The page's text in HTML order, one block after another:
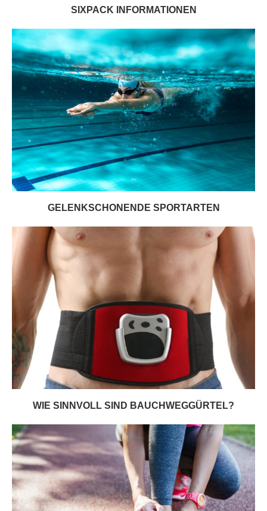
SIXPACK INFORMATIONEN
GELENKSCHONENDE SPORTARTEN
WIE SINNVOLL SIND BAUCHWEGGÜRTEL?